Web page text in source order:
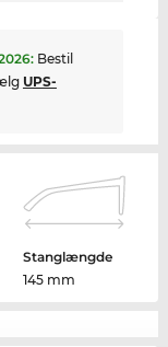
: Bestil
UPS-
Stanglængde
145 mm